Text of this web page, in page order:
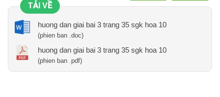
TẢI VỀ
huong dan giai bai 3 trang 35 sgk hoa 10
(phien ban .doc)
huong dan giai bai 3 trang 35 sgk hoa 10
(phien ban .pdf)